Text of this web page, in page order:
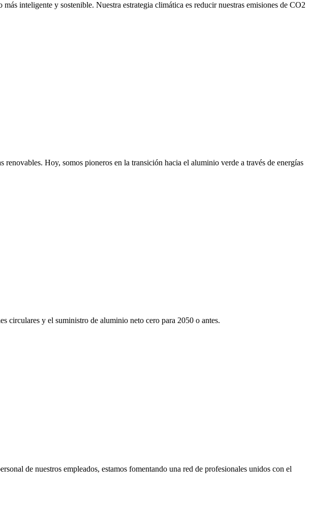
inteligente y sostenible. Nuestra estrategia climática es reducir nuestras emisiones de CO2
Hoy, somos pioneros en la transición hacia el aluminio verde a través de energías
circulares y el suministro de aluminio neto cero para 2050 o antes.
de nuestros empleados, estamos fomentando una red de profesionales unidos con el